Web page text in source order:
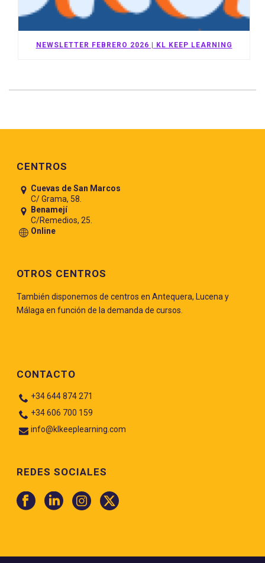
NEWSLETTER FEBRERO 2026 | KL KEEP LEARNING
CENTROS
Cuevas de San Marcos
C/ Grama, 58.
Benamejí
C/Remedios, 25.
Online
OTROS CENTROS
También disponemos de centros en Antequera, Lucena y
Málaga en función de la demanda de cursos.
CONTACTO
+34 644 874 271
+34 606 700 159
info@klkeeplearning.com
REDES SOCIALES